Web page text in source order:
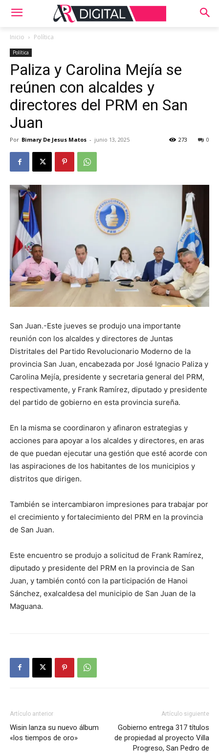
Inicio Política
Política
Paliza y Carolina Mejía se
reúnen con alcaldes y
directores del PRM en San
Juan
Por Bimary De Jesus Matos - junio 13, 2025 0
273
San Juan.-Este jueves se produjo una importante
reunión con los alcaldes y directores de Juntas
Distritales del Partido Revolucionario Moderno de la
provincia San Juan, encabezada por José Ignacio Paliza y
Carolina Mejía, presidente y secretaria general del PRM,
respectivamente, y Frank Ramírez, diputado y presidente
del partido de gobierno en esta provincia sureña.
En la misma se coordinaron y afinaron estrategias y
acciones para apoyar a los alcaldes y directores, en aras
de que puedan ejecutar una gestión que esté acorde con
las aspiraciones de los habitantes de los municipios y
distritos que dirigen.
También se intercambiaron impresiones para trabajar por
el crecimiento y fortalecimiento del PRM en la provincia
de San Juan.
Este encuentro se produjo a solicitud de Frank Ramírez,
diputado y presidente del PRM en la provincia de San
Juan, y también contó con la participación de Hanoi
Sánchez, exalcaldesa del municipio de San Juan de la
Maguana.
Artículo anterior
Wisin lanza su nuevo álbum
«los tiempos de oro»
Artículo siguiente
Gobierno entrega 317 títulos
de propiedad al proyecto Villa
Progreso, San Pedro de